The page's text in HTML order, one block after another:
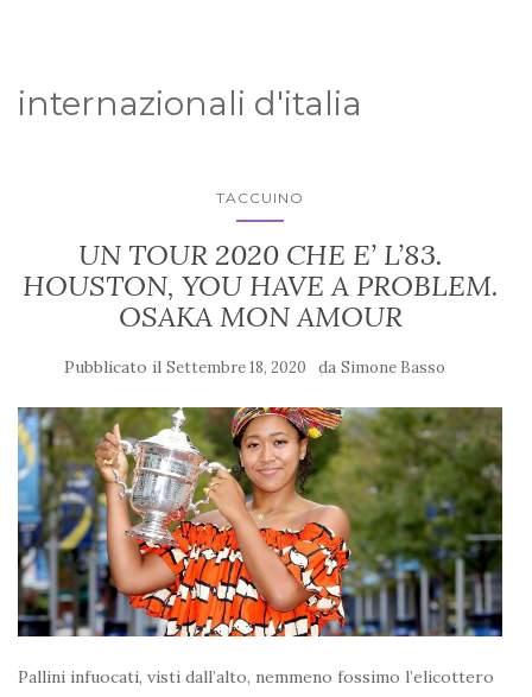
internazionali d'italia
TACCUINO
UN TOUR 2020 CHE E’ L’83.
HOUSTON, YOU HAVE A PROBLEM.
OSAKA MON AMOUR
Pubblicato il Settembre 18, 2020 da Simone Basso
Pallini infuocati, visti dall’alto, nemmeno fossimo l’elicottero